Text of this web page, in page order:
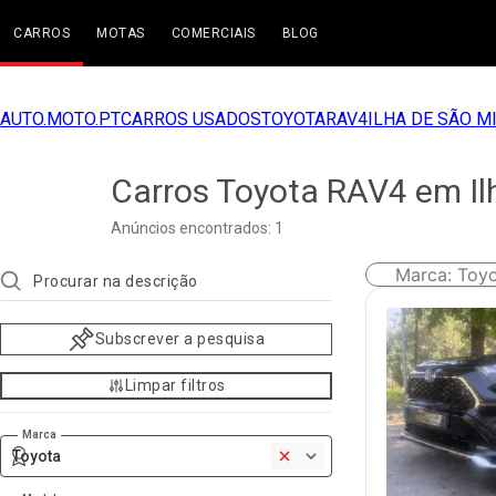
CARROS MOTAS COMERCIAIS BLOG
AUTO.MOTO.PTCARROS USADOSTOYOTARAV4ILHA DE SÃO
Carros Toyota RAV4 em
Anúncios encontrados: 1
Subscrever a pesquisa
Limpar filtros
Marca
Toyota
Marca: